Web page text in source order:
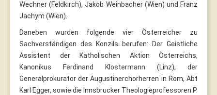
Wechner (Feldkirch), Jakob Weinbacher (Wien) und Franz
Jachym (Wien).
Daneben wurden folgende vier Österreicher zu
Sachverständigen des Konzils berufen: Der Geistliche
Assistent der Katholischen Aktion Österreichs,
Kanonikus Ferdinand Klostermann (Linz), der
Generalprokurator der Augustinerchorherren in Rom, Abt
Karl Egger, sowie die Innsbrucker Theologieprofessoren P.